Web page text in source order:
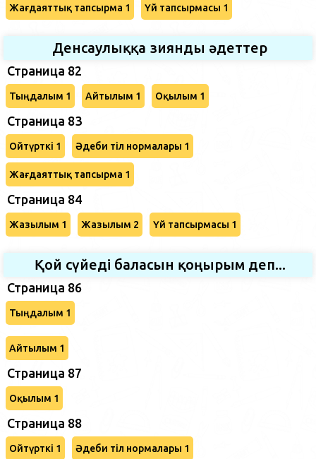
Жағдаяттық тапсырма 1 Үй тапсырмасы 1
Денсаулыққа зиянды әдеттер
Страница 82
Тыңдалым 1 Айтылым 1 Оқылым 1
Страница 83
Ойтүрткі 1 Әдеби тіл нормалары 1
Жағдаяттық тапсырма 1
Страница 84
Жазылым 1 Жазылым 2 Үй тапсырмасы 1
Қой сүйеді баласын қоңырым деп...
Страница 86
Тыңдалым 1
Айтылым 1
Страница 87
Оқылым 1
Страница 88
Ойтүрткі 1 Әдеби тіл нормалары 1